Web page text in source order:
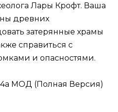
Лары Крофт. Ваша
древних
затерянные храмы
справиться с
и опасностями.